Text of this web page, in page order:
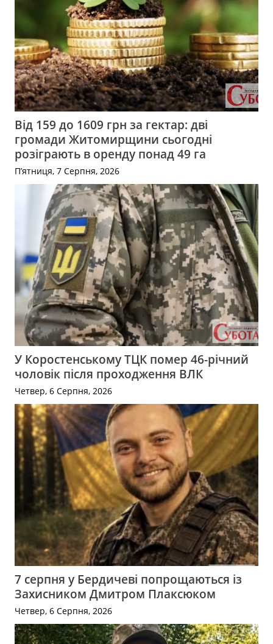
Від 159 до 1609 грн за гектар: дві
громади Житомирщини сьогодні
розіграють в оренду понад 49 га
П’ятниця, 7 Серпня, 2026
У Коростенському ТЦК помер 46-річний
чоловік після проходження ВЛК
Четвер, 6 Серпня, 2026
7 серпня у Бердичеві попрощаються із
Захисником Дмитром Плаксюком
Четвер, 6 Серпня, 2026